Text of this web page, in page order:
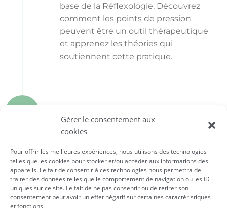
Gérer le consentement aux
cookies
Pour offrir les meilleures expériences, nous utilisons des technologies
telles que les cookies pour stocker et/ou accéder aux informations des
appareils. Le fait de consentir à ces technologies nous permettra de
traiter des données telles que le comportement de navigation ou les ID
uniques sur ce site. Le fait de ne pas consentir ou de retirer son
consentement peut avoir un effet négatif sur certaines caractéristiques
et fonctions.
base de la Réflexologie. Découvrez
comment les points de pression
peuvent être un outil thérapeutique
et apprenez les théories qui
soutiennent cette pratique.
Compétences pratiques en
Réflexologie
Transformez la théorie en pratique.
Acquérez des compétences
pratiques pour mener des séances
de Réflexologie et guidez les
individus à travers leur parcours de